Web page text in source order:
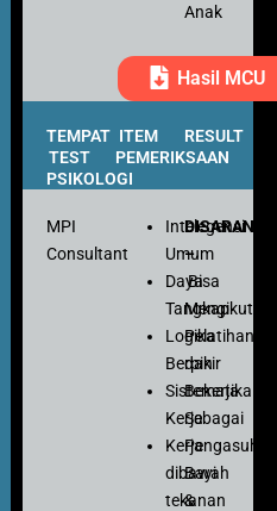
Anak
Hasil MCU
TEMPAT
TEST
PSIKOLOGI
ITEM
PEMERIKSAAN
RESULT
MPI
Consultant
Intelegensi
Umum
Daya
Tangkap
Logika
Berpikir
Sistematika
Kerja
Kerja
dibawah
tekanan
–
Bisa
Mengikuti
Pelatihan
dan
Bekerja
Sebagai
Pengasuh
Bayi
&